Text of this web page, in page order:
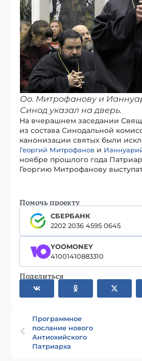
Оо. Митрофанову и
Синод указал на дверь.
На вчерашнем заседании
из состава Синодальной
канонизации святых были
Георгий Митрофанов и
ноябре прошлого года
Георгию Митрофанову
Помочь проекту
СБЕРБАНК
2202 2036 4595 0645
YOOMONEY
41001410883310
Поделиться
Программное
послание нового
Антиохийского
Патриарха